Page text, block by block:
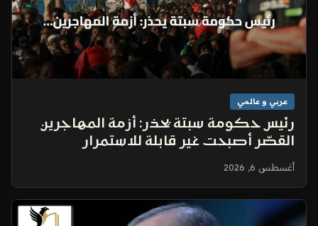
عربي و عالمي
رئيس حكومة سبتة يحذر: أزمة المهاجرين
القصّر أصبحت غير قابلة للاستمرار
أغسطس 6, 2026